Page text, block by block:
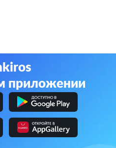
приложении